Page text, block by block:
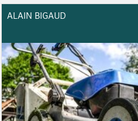
ALAIN BIGAUD